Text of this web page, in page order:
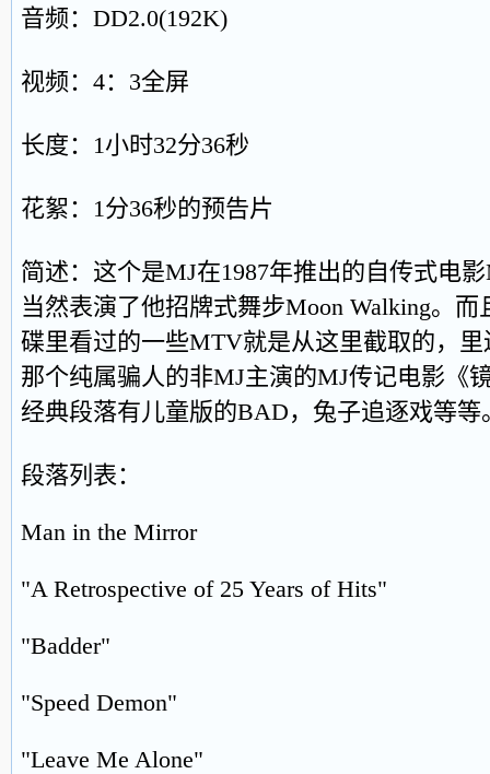
音频：DD2.0(192K)
视频：4：3全屏
长度：1小时32分36秒
花絮：1分36秒的预告片
简述：这个是MJ在1987年推出的自传式电
当然表演了他招牌式舞步Moon Walking。
碟里看过的一些MTV就是从这里截取的，
那个纯属骗人的非MJ主演的MJ传记电影《
经典段落有儿童版的BAD，兔子追逐戏等等
段落列表：
Man in the Mirror
"A Retrospective of 25 Years of Hits"
"Badder"
"Speed Demon"
"Leave Me Alone"